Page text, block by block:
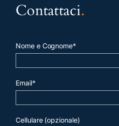
Contattaci.
Nome e Cognome*
Email*
Cellulare (opzionale)